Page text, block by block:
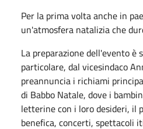
Per la prima volta anche in
un'atmosfera natalizia che
La preparazione dell'evento è
particolare, dal vicesindaco
preannuncia i richiami
di Babbo Natale, dove i
letterine con i loro desideri, il
benefica, concerti, spettacoli